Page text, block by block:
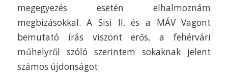
megegyezés esetén elhalmoznám
megbízásokkal. A Sisi II. és a MÁV Vagont
bemutató írás viszont erős, a fehérvári
műhelyről szóló szerintem sokaknak jelent
számos újdonságot.